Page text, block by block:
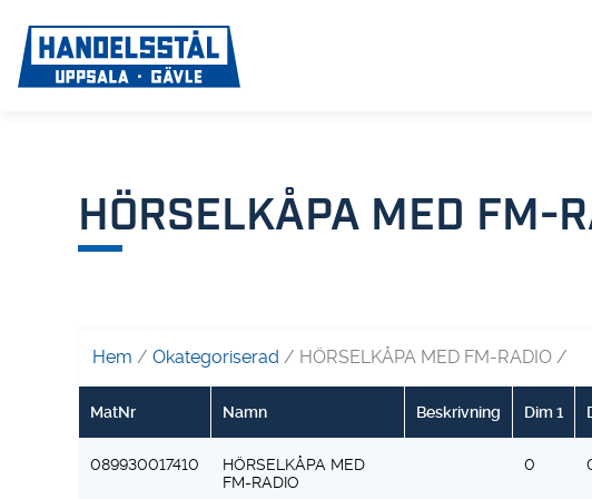
HÖRSELKÅPA MED FM-
Hem / Okategoriserad / HÖRSELKÅPA MED FM-RADIO /
MatNr Namn Beskrivning Dim 1
089930017410
HÖRSELKÅPA MED
FM-RADIO
0